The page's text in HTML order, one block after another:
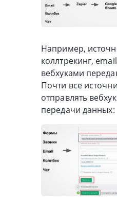
Например,
коллтрекинг,
вебхуками
Почти все
отправлять
передачи данных: